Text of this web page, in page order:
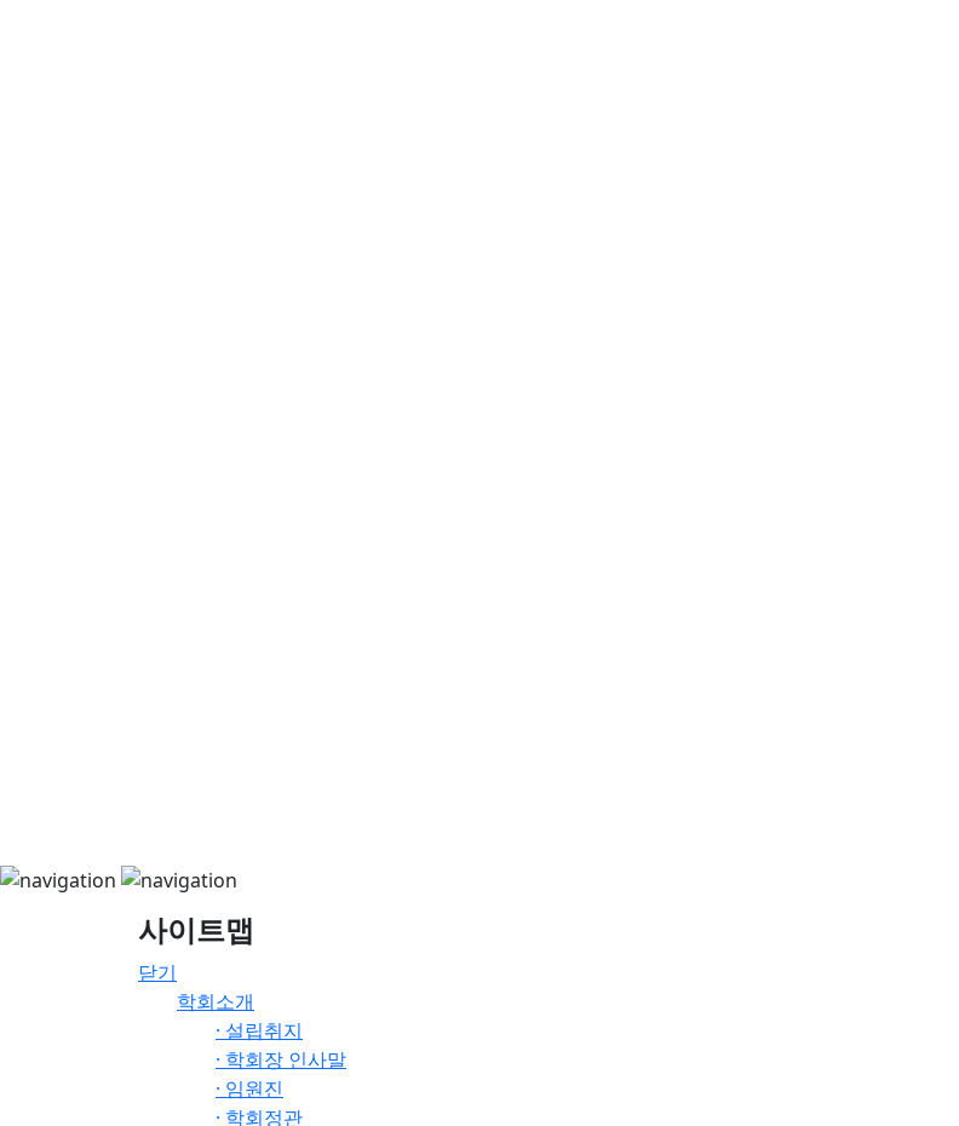
사이트맵
닫기
학회소개
· 설립취지
· 학회장 인사말
· 임원진
· 학회정관